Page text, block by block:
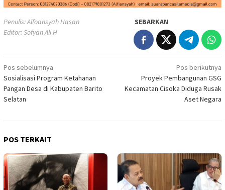
Penulis: Alfoansyah Hasan
Editor: Sofyan Ali H
SEBARKAN
Navigasi
pos
Pos sebelumnya
Sosialisasi Program Ketahanan
Pangan Desa di Kabupaten Barito
Selatan
Pos berikutnya
Proyek Pembangunan GSG
Kecamatan Cisoka Diduga Rusak
Aset Negara
POS TERKAIT